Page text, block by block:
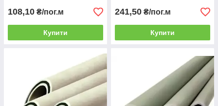
108,10 ₴/пог.м
Купити
241,50 ₴/пог.м
Купити